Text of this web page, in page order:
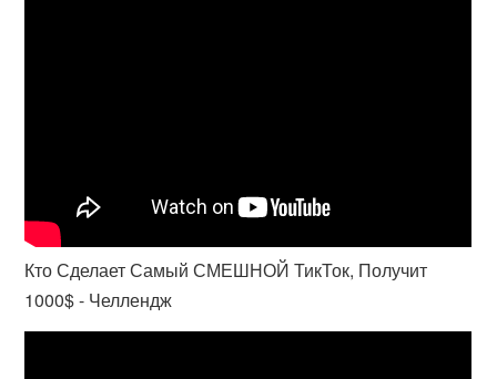
Кто Сделает Самый СМЕШНОЙ ТикТок, Получит
1000$ - Челлендж